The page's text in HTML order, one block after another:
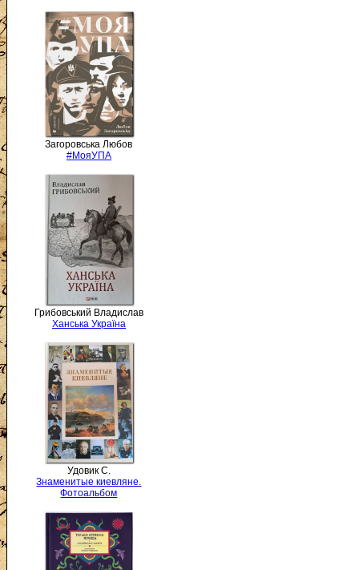
Загоровська Любов
#МояУПА
Грибовський Владислав
Ханська Україна
Удовик С.
Знаменитые киевляне.
Фотоальбом